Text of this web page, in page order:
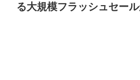
る大規模フラッシュセー